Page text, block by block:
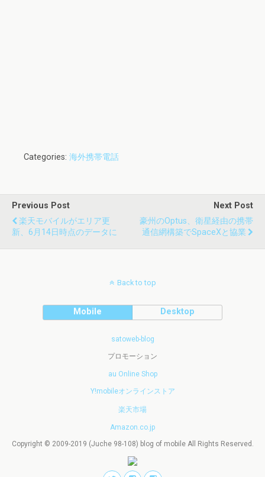
Categories: 海外携帯電話
Previous Post
楽天モバイルがエリア更
新、6月14日時点のデータに
Next Post
豪州のOptus、衛星経由の携帯
通信網構築でSpaceXと協業
Back to top
Mobile Desktop
satoweb-blog
プロモーション
au Online Shop
Y!mobileオンラインストア
楽天市場
Amazon.co.jp
Copyright © 2009-2019 (Juche 98-108) blog of mobile All Rights Reserved.